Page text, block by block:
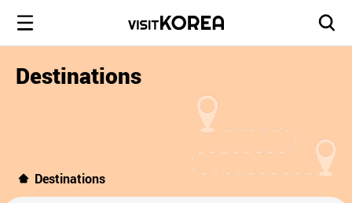
Destinations
Destinations